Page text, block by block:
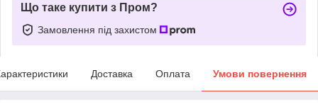
Що таке купити з Пром?
Замовлення під захистом
Доставка Оплата Умови повернення